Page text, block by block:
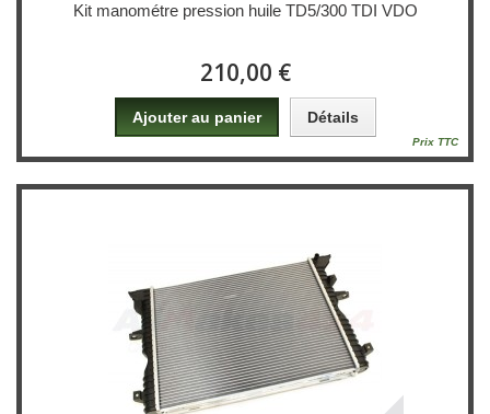
Kit manométre pression huile TD5/300 TDI VDO
210,00 €
Prix TTC
Ajouter au panier Détails